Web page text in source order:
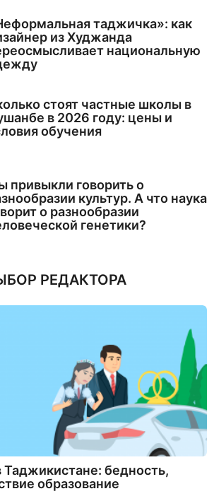
таджичка»: как
из Худжанда
национальную
стоят частные школы в
в 2026 году: цены и
обучения
привыкли говорить о
культур. А что наука
о разнообразии
генетики?
РЕДАКТОРА
Таджикистане: бедность,
образование